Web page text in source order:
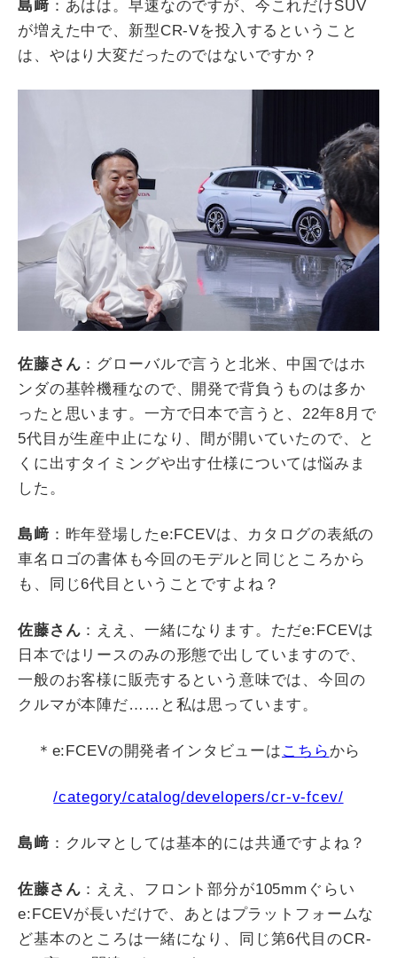
島﨑 ：あはは。早速なのですが、今これだけSUV
が増えた中で、新型 CR-Vを投入するということ
は、やはり大変だったのではないですか？
佐藤さん ：グローバルで言うと北米、中国ではホ
ンダの基幹機種なので、開発で背負うものは多か
ったと思います。一方で日本で言うと、22年8 月で
5代目が生産中止になり、間が開いていたので、と
くに出すタイミングや出す仕様については悩みま
した。
島﨑 ：昨年登場したe:FCEVは、カタログの表紙の
車名ロゴの書体も今回のモデルと同じところから
も、同じ6代目ということですよね？
佐藤さん ：ええ、一緒になります。ただe:FCEVは
日本ではリースのみの形態で出していますので、
一般のお客様に販売するという意味では、今回の
クルマが本陣だ…… と私は思っています。
＊ e:FCEVの開発者インタビューは こちら から
/category/catalog/developers/cr-v-fcev/
島﨑 ：クルマとしては基本的には共通ですよね？
佐藤さん ：ええ、フロント部分が105mm ぐらい
e:FCEVが長いだけで、あとはプラットフォームな
ど基本のところは一緒になり、同じ第6代目のCR-